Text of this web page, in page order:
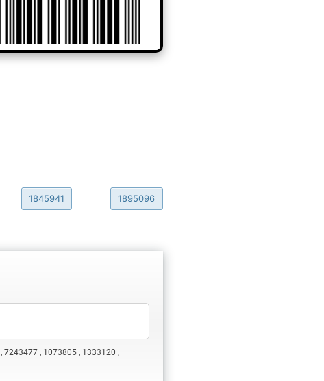
1845941 1895096
,7243477 , 1073805 , 1333120 ,